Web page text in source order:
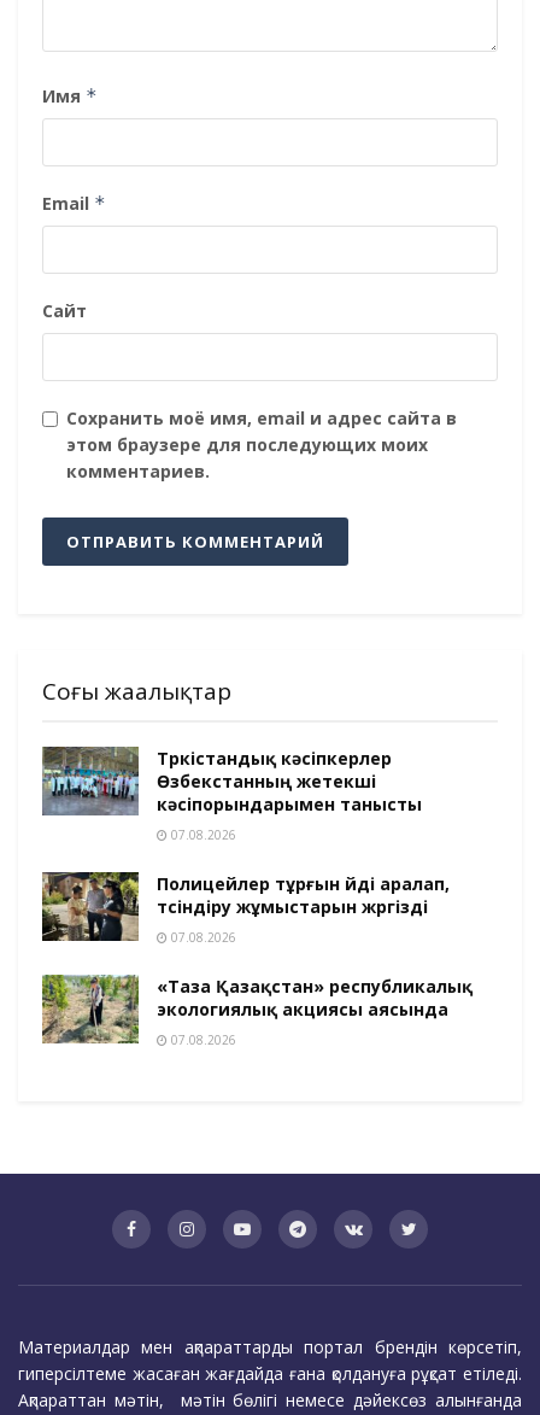
Имя *
Email *
Сайт
Сохранить моё имя, email и адрес сайта в
этом браузере для последующих моих
комментариев.
Соңғы жаңалықтар
Түркістандық кәсіпкерлер
Өзбекстанның жетекші
кәсіпорындарымен танысты
07.08.2026
Полицейлер тұрғын үйді аралап,
түсіндіру жұмыстарын жүргізді
07.08.2026
«Таза Қазақстан» республикалық
экологиялық акциясы аясында
07.08.2026
Материалдар мен ақпараттарды портал брендін көрсетіп,
гиперсілтеме жасаған жағдайда ғана қолдануға рұқсат етіледі.
Ақпараттан мәтін, мәтін бөлігі немесе дәйексөз алынғанда